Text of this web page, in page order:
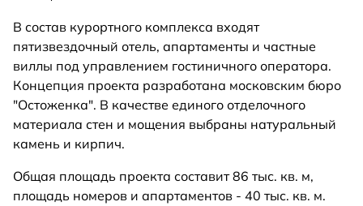
В состав курортного комплекса входят
пятизвездочный отель, апартаменты и частные
виллы под управлением гостиничного оператора.
Концепция проекта разработана московским бюро
"Остоженка". В качестве единого отделочного
материала стен и мощения выбраны натуральный
камень и кирпич.
Общая площадь проекта составит 86 тыс. кв. м,
площадь номеров и апартаментов - 40 тыс. кв. м.